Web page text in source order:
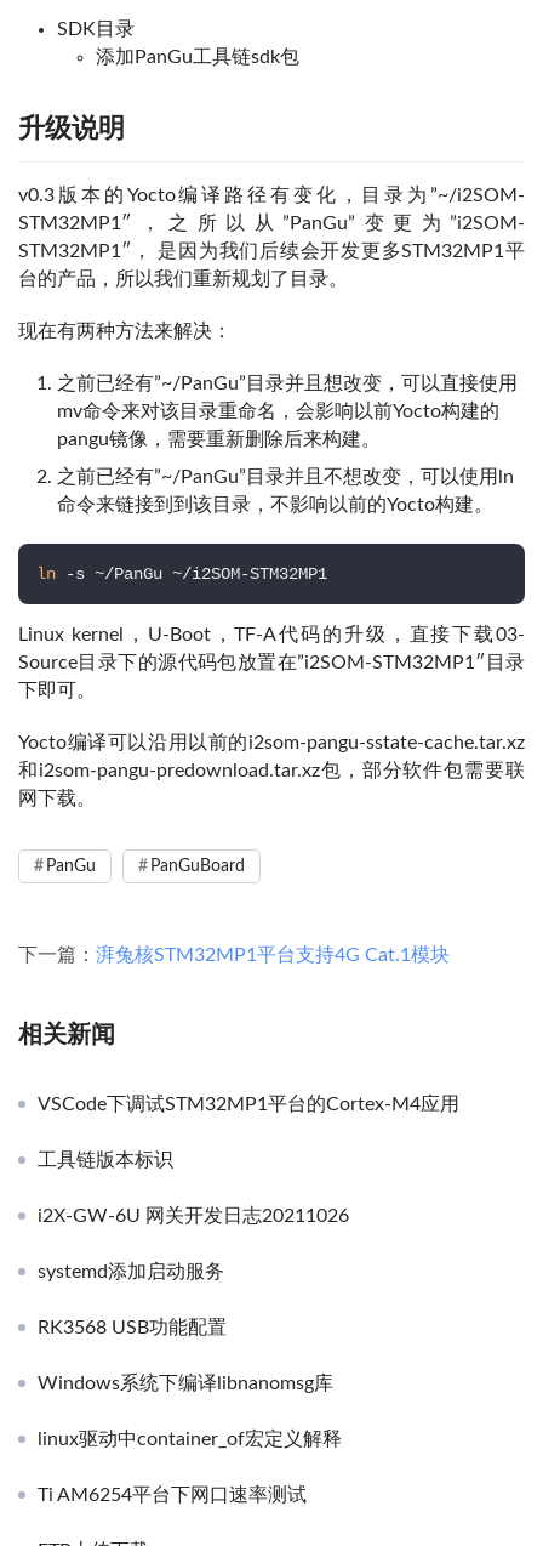
SDK目录
添加PanGu工具链sdk包
升级说明
v0.3版本的Yocto编译路径有变化，目录为”~/i2SOM-
STM32MP1″，之所以从”PanGu”变更为”i2SOM-
STM32MP1″， 是因为我们后续会开发更多STM32MP1平
台的产品，所以我们重新规划了目录。
现在有两种方法来解决：
之前已经有”~/PanGu”目录并且想改变，可以直接使用
mv命令来对该目录重命名，会影响以前Yocto构建的
pangu镜像，需要重新删除后来构建。
之前已经有”~/PanGu”目录并且不想改变，可以使用ln
命令来链接到到该目录，不影响以前的Yocto构建。
ln -s ~/PanGu ~/i2SOM-STM32MP1
Linux kernel，U-Boot，TF-A代码的升级，直接下载03-
Source目录下的源代码包放置在”i2SOM-STM32MP1″目录
下即可。
Yocto编译可以沿用以前的i2som-pangu-sstate-cache.tar.xz
和i2som-pangu-predownload.tar.xz包，部分软件包需要联
网下载。
PanGu PanGuBoard
下一篇： 湃兔核STM32MP1平台支持4G Cat.1模块
相关新闻
VSCode下调试STM32MP1平台的Cortex-M4应用
工具链版本标识
i2X-GW-6U 网关开发日志20211026
systemd添加启动服务
RK3568 USB功能配置
Windows系统下编译libnanomsg库
linux驱动中container_of宏定义解释
Ti AM6254平台下网口速率测试